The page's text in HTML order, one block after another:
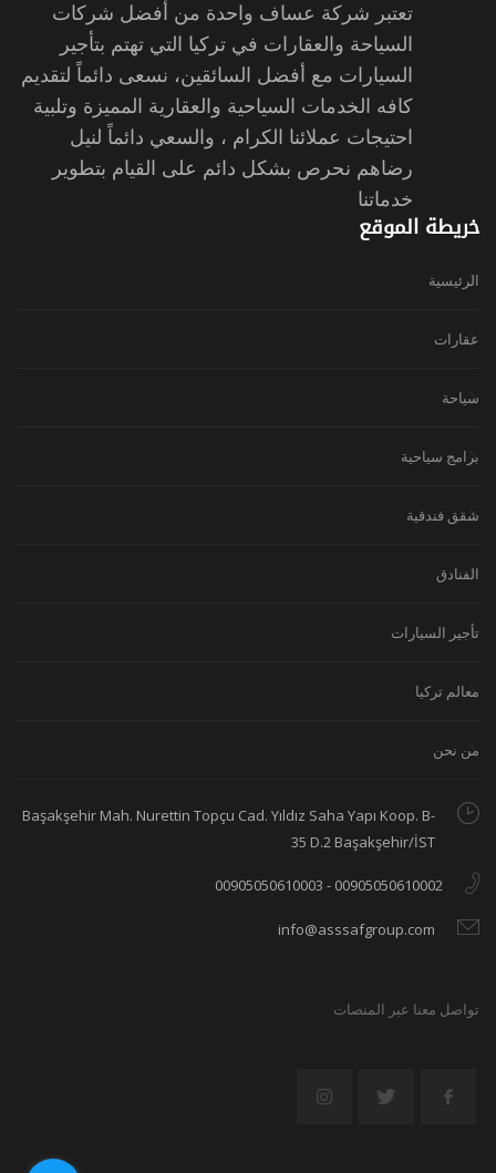
تعتبر شركة عساف واحدة من أفضل شركات
السياحة والعقارات في تركيا التي تهتم بتأجير
السيارات مع أفضل السائقين، نسعى دائماً لتقديم
كافه الخدمات السياحية والعقارية المميزة وتلبية
احتيجات عملائنا الكرام ، والسعي دائماً لنيل
رضاهم نحرص بشكل دائم على القيام بتطوير
خدماتنا
خريطة الموقع
الرئيسية
عقارات
سياحة
برامج سياحية
شقق فندقية
الفنادق
تأجير السيارات
معالم تركيا
من نحن
Başakşehir Mah. Nurettin Topçu Cad. Yıldız Saha Yapı Koop. B-
35 D.2 Başakşehir/İST
00905050610002 - 00905050610003
info@asssafgroup.com
تواصل معنا عبر المنصات